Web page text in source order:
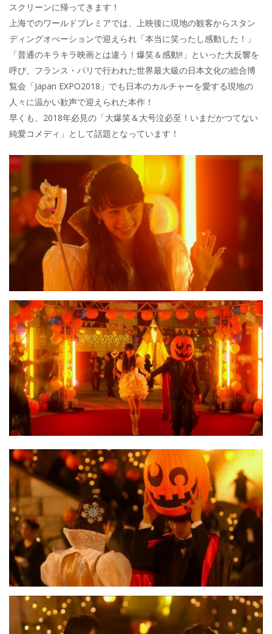
スクリーンに帰ってきます！
上海でのワールドプレミアでは、上映後に現地の観客からスタン
ディングオべーションで迎えられ「本当に笑ったし感動した！」
「普通のキラキラ映画とは違う！爆笑＆感動!!」といった大反響を
呼び、フランス・パリで行われた世界最大級の日本文化の総合博
覧会「Japan EXPO2018」でも日本のカルチャーを愛する現地の
人々に温かい歓声で迎えられた本作！
早くも、2018年必見の「大爆笑＆大号泣必至！いまだかつてない
純愛コメディ」として話題となっています！